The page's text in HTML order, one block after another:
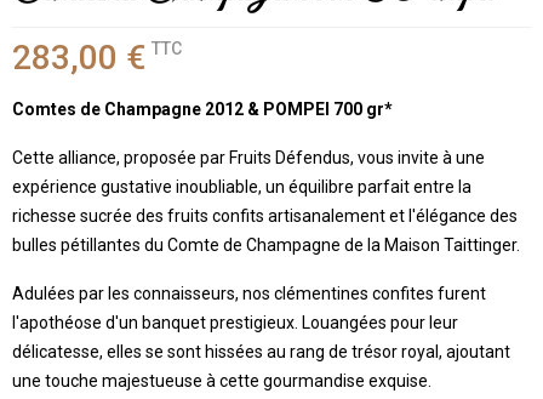
283,00 € TTC
Comtes de Champagne 2012 & POMPEI 700 gr*
Cette alliance, proposée par Fruits Défendus, vous invite à une
expérience gustative inoubliable, un équilibre parfait entre la
richesse sucrée des fruits confits artisanalement et l'élégance des
bulles pétillantes du Comte de Champagne de la Maison Taittinger.
Adulées par les connaisseurs, nos clémentines confites furent
l'apothéose d'un banquet prestigieux. Louangées pour leur
délicatesse, elles se sont hissées au rang de trésor royal, ajoutant
une touche majestueuse à cette gourmandise exquise.